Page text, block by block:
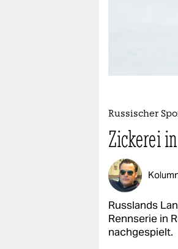
abo
genossenschaft
epaper login
Russischer
Zickerei
Russlands
Rennserie in
nachgespielt.